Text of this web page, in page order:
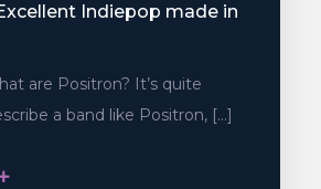
Indiepop made in
are Positron? It’s quite
a band like Positron, […]